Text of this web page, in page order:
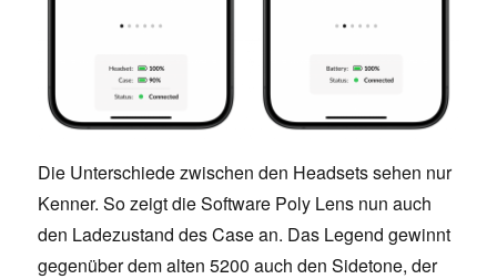
Die Unterschiede zwischen den Headsets sehen nur
Kenner. So zeigt die Software Poly Lens nun auch
den Ladezustand des Case an. Das Legend gewinnt
gegenüber dem alten 5200 auch den Sidetone, der